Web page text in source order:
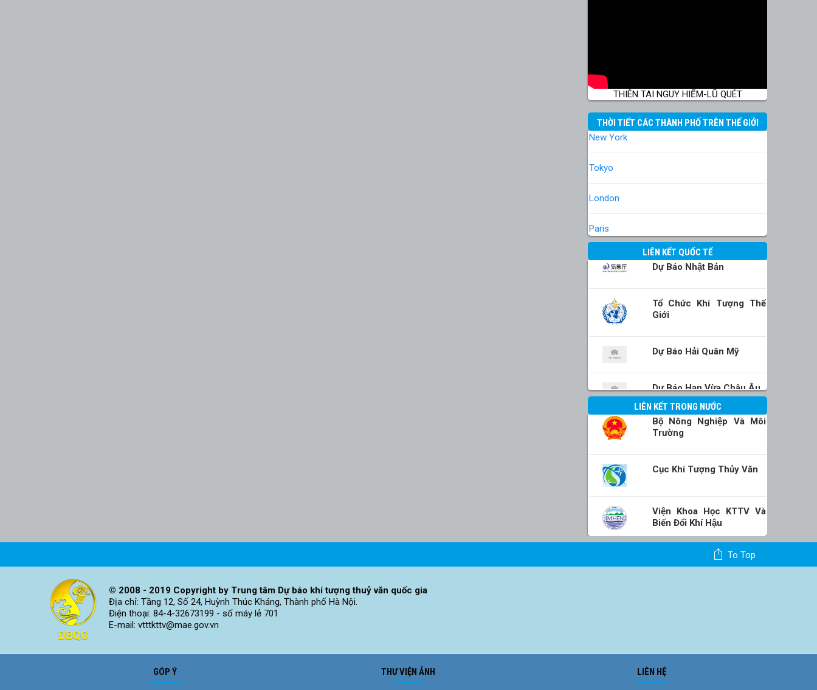
THIÊN TAI NGUY HIỂM-LŨ QUÉT
THỜI TIẾT CÁC THÀNH PHỐ TRÊN THẾ GIỚI
New York
Tokyo
London
Paris
LIÊN KẾT QUỐC TẾ
Dự Báo Nhật Bản
Tổ Chức Khí Tượng Thế
Giới
Dự Báo Hải Quân Mỹ
Dự Báo Hạn Vừa Châu Âu
LIÊN KẾT TRONG NƯỚC
Bộ Nông Nghiệp Và Môi
Trường
Cục Khí Tượng Thủy Văn
Viện Khoa Học KTTV Và
Biến Đổi Khí Hậu
To Top
© 2008 - 2019 Copyright by Trung tâm Dự báo khí tượng thuỷ văn quốc gia
Địa chỉ: Tầng 12, Số 24, Huỳnh Thúc Kháng, Thành phố Hà Nội.
Điện thoại: 84-4-32673199 - số máy lẻ 701
E-mail: vtttkttv@mae.gov.vn
GÓP Ý THƯ VIỆN ẢNH LIÊN HỆ